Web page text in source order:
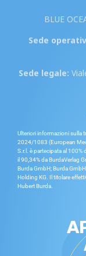
BLUE
Sede
Sede legale:
Ulteriori informazioni sulla
2024/1083 (European
S.r.l. è partecipata al 100%
il 90,34% da BurdaVerlag
Burda GmbH; Burda
Holding KG. Il titolare
Hubert Burda.